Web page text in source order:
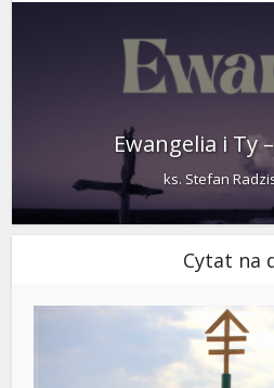
Ewangelia i Ty
ks. Stefan
Cytat na